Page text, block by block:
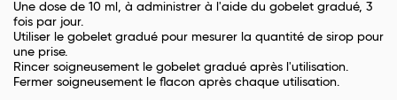
Une dose de 10 ml, à administrer à l'aide du gobelet gradué, 3
fois par jour.
Utiliser le gobelet gradué pour mesurer la quantité de sirop pour
une prise.
Rincer soigneusement le gobelet gradué après l'utilisation.
Fermer soigneusement le flacon après chaque utilisation.